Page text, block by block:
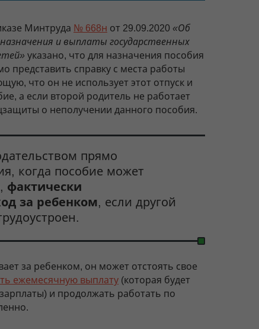
Минтруда № 668н от 29.09.2020 «Об
и выплаты государственных
указано, что для назначения пособия
представить справку с места работы
что он не использует этот отпуск и
а если второй родитель не работает
о неполучении данного пособия.
прямо
когда пособие может
фактически
за ребенком, если другой
за ребенком, он может отстоять свое
ежемесячную выплату (которая будет
и продолжать работать по